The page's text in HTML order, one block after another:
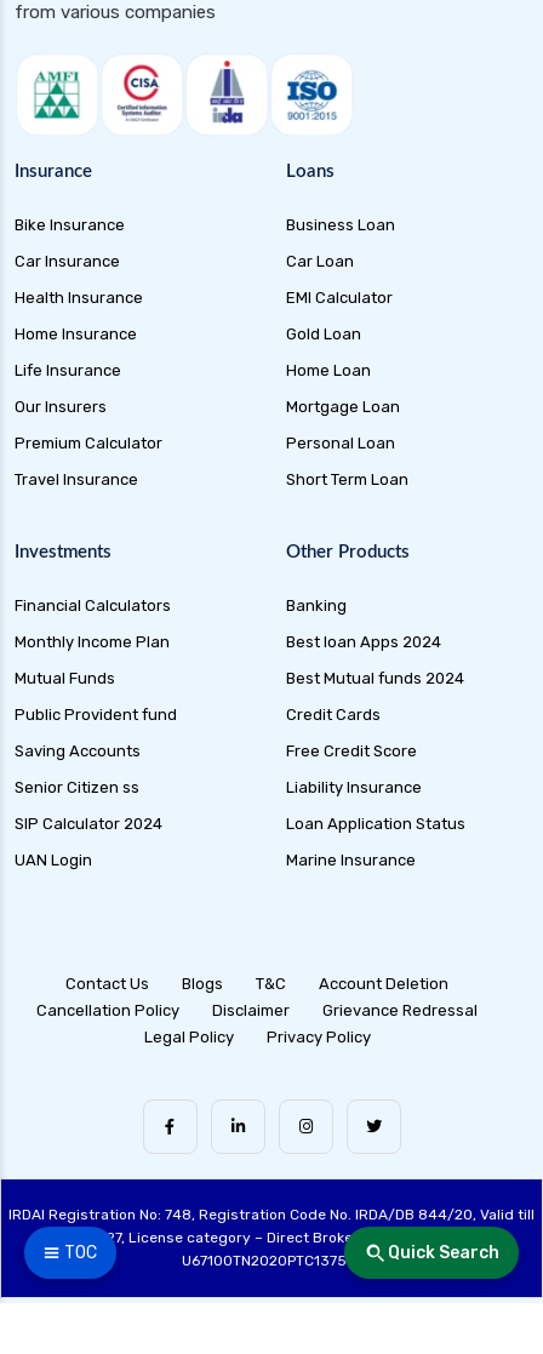
☰ TOC Quick Search
from various companies
Insurance
Bike Insurance
Car Insurance
Health Insurance
Home Insurance
Life Insurance
Our Insurers
Premium Calculator
Travel Insurance
Loans
Business Loan
Car Loan
EMI Calculator
Gold Loan
Home Loan
Mortgage Loan
Personal Loan
Short Term Loan
Investments
Financial Calculators
Monthly Income Plan
Mutual Funds
Public Provident fund
Saving Accounts
Senior Citizen ss
SIP Calculator 2024
UAN Login
Other Products
Banking
Best loan Apps 2024
Best Mutual funds 2024
Credit Cards
Free Credit Score
Liability Insurance
Loan Application Status
Marine Insurance
Contact Us Blogs T&C
Account Deletion
Cancellation Policy
Disclaimer
Grievance Redressal
Legal Policy
Privacy Policy
IRDAI Registration No: 748, Registration Code No. IRDA/DB 844/20, Valid till
28/06/2027, License category – Direct Broker (Life & General), CIN:
U67100TN2020PTC137515